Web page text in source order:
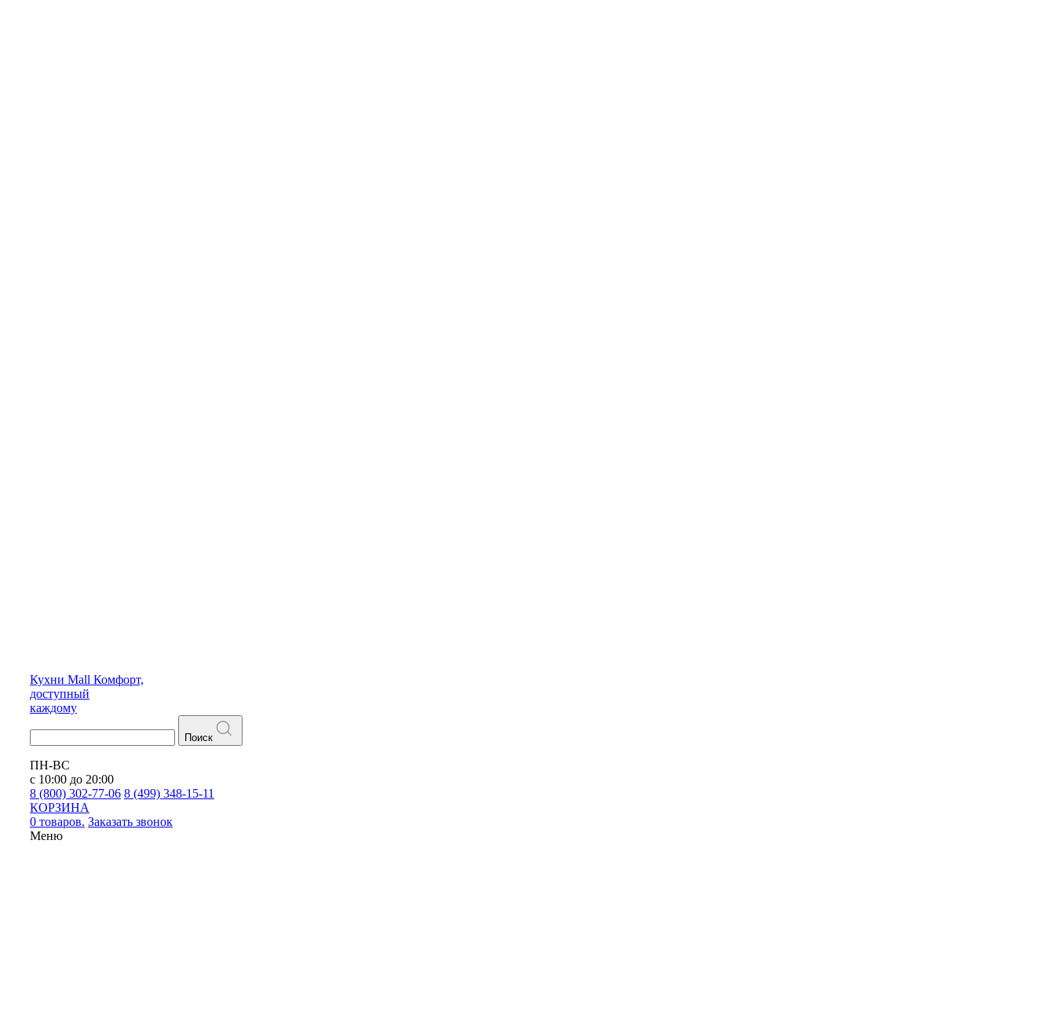
Кухни Mall Комфорт,
доступный
каждому
Поиск
ПН-ВС
с 10:00 до 20:00
8 (800) 302-77-06 8 (499) 348-15-11
КОРЗИНА
0 товаров. Заказать звонок
Меню